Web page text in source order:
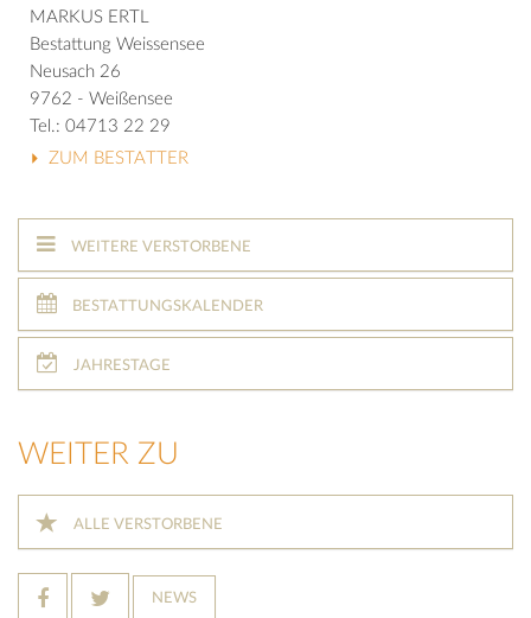
MARKUS ERTL
Bestattung Weissensee
Neusach 26
9762 - Weißensee
Tel.: 04713 22 29
ZUM BESTATTER
WEITERE VERSTORBENE
BESTATTUNGSKALENDER
JAHRESTAGE
WEITER ZU
ALLE VERSTORBENE
NEWS